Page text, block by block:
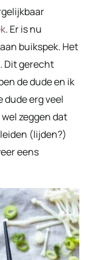
. Er is nu
buikspek. Het
Dit gerecht
de dude en ik
dude erg veel
zeggen dat
(lijden?)
eens